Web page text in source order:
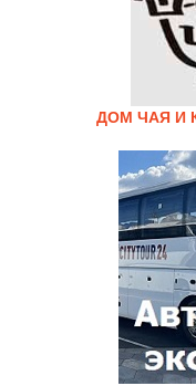
ДОМ ЧАЯ И